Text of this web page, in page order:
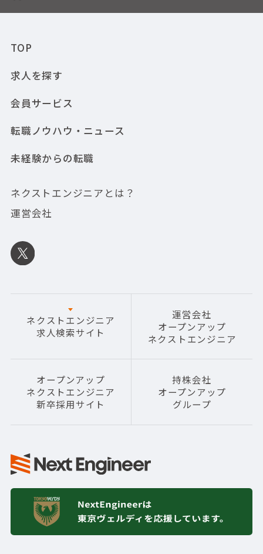
TOP
求人を探す
会員サービス
転職ノウハウ・ニュース
未経験からの転職
ネクストエンジニアとは？
運営会社
ネクストエンジニア
求人検索サイト
運営会社
オープンアップ
ネクストエンジニア
オープンアップ
ネクストエンジニア
新卒採用サイト
持株会社
オープンアップ
グループ